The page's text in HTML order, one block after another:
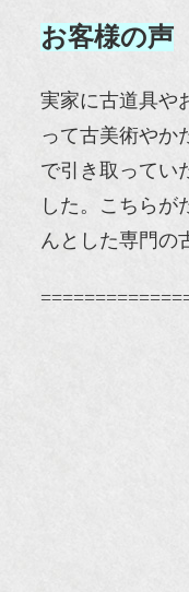
お客様の声
実家に古道具や
って古美術やか
で引き取ってい
した。こちらが
んとした専門の